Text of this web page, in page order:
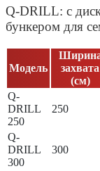
Q-DRILL: с
бункером для
Модель
захвата
(см)
Q-
DRILL
250
250
Q-
DRILL
300
300